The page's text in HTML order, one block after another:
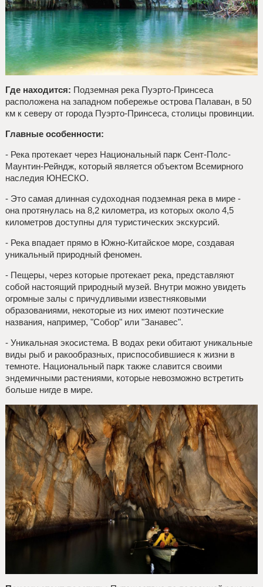
Где находится: Подземная река Пуэрто-Принсеса
расположена на западном побережье острова Палаван, в 50
км к северу от города Пуэрто-Принсеса, столицы провинции.
Главные особенности:
- Река протекает через Национальный парк Сент-Полс-
Маунтин-Рейндж, который является объектом Всемирного
наследия ЮНЕСКО.
- Это самая длинная судоходная подземная река в мире -
она протянулась на 8,2 километра, из которых около 4,5
километров доступны для туристических экскурсий.
- Река впадает прямо в Южно-Китайское море, создавая
уникальный природный феномен.
- Пещеры, через которые протекает река, представляют
собой настоящий природный музей. Внутри можно увидеть
огромные залы с причудливыми известняковыми
образованиями, некоторые из них имеют поэтические
названия, например, "Собор" или "Занавес".
- Уникальная экосистема. В водах реки обитают уникальные
виды рыб и ракообразных, приспособившиеся к жизни в
темноте. Национальный парк также славится своими
эндемичными растениями, которые невозможно встретить
больше нигде в мире.